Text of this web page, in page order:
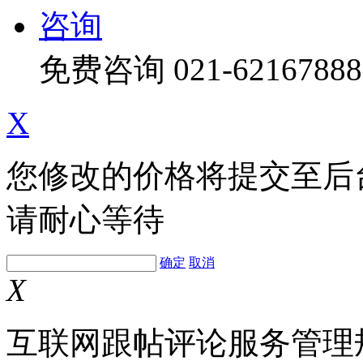
咨询
免费咨询 021-62167888
X
您修改的价格将提交至
请耐心等待
确定 取消
X
互联网跟帖评论服务管理